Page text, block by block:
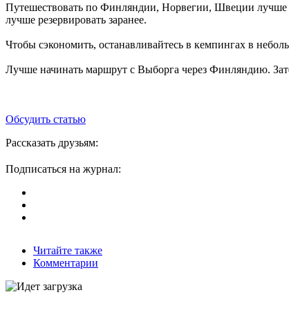
Путешествовать по Финляндии, Норвегии, Швеции лучше
лучше резервировать заранее.
Чтобы сэкономить, останавливайтесь в кемпингах в
Лучше начинать маршрут с Выборга через Финляндию.
Обсудить статью
Рассказать друзьям:
Подписаться на журнал:
Читайте также
Комментарии